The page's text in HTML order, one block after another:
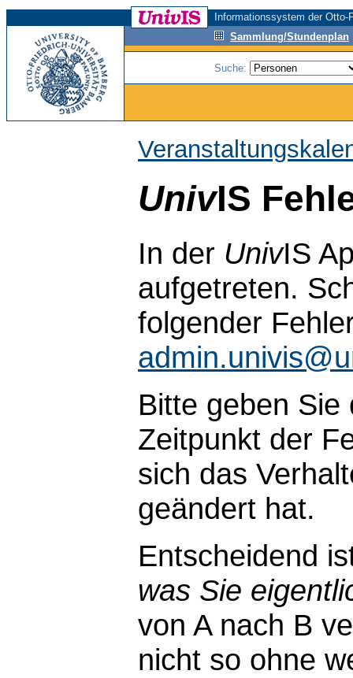
Informationssystem der
Sammlung/Stundenplan
Suche:
UnivIS
In der UnivIS
aufgetreten.
folgender
Bitte geben
Zeitpunkt der
sich das
geändert hat.
Entscheidend
was Sie
von A nach B
nicht so ohne